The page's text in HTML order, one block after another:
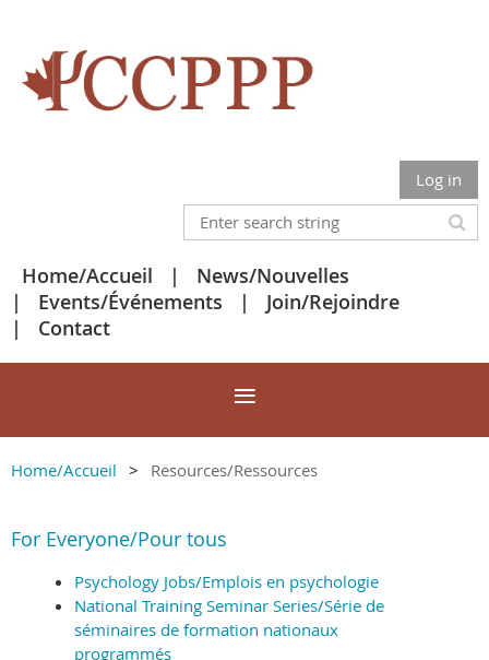
Log in
Home/Accueil
News/Nouvelles
Events/Événements
Join/Rejoindre
Contact
Home/Accueil Resources/Ressources
For Everyone/Pour tous
Psychology Jobs/Emplois en psychologie
National Training Seminar Series/Série de
séminaires de formation nationaux
programmés